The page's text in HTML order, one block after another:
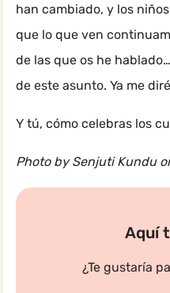
han cambiado, y los
que lo que ven
de las que os he
de este asunto. Ya me
Y tú, cómo celebras los
Photo by Senjuti Kundu
Aquí
¿Te gustaría